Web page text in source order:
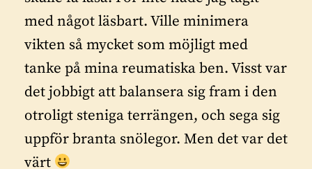
med något läsbart. Ville minimera
vikten så mycket som möjligt med
tanke på mina reumatiska ben. Visst var
det jobbigt att balansera sig fram i den
otroligt steniga terrängen, och sega sig
uppför branta snölegor. Men det var det
värt